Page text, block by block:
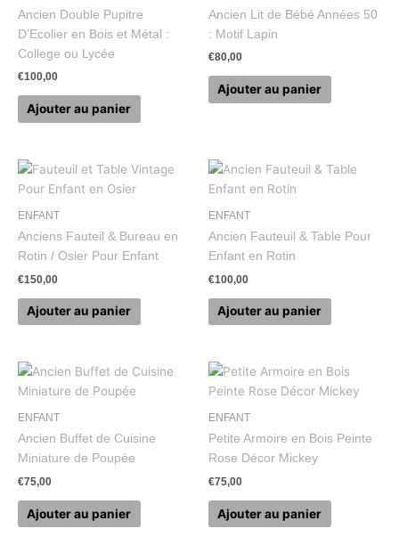
Ancien Double Pupitre
D’Ecolier en Bois et Métal :
College ou Lycée
€100,00
Ajouter au panier
Ancien Lit de Bébé Années 50
: Motif Lapin
€80,00
Ajouter au panier
ENFANT
Anciens Fauteil & Bureau en
Rotin / Osier Pour Enfant
€150,00
Ajouter au panier
ENFANT
Ancien Fauteuil & Table Pour
Enfant en Rotin
€100,00
Ajouter au panier
ENFANT
Ancien Buffet de Cuisine
Miniature de Poupée
€75,00
Ajouter au panier
ENFANT
Petite Armoire en Bois Peinte
Rose Décor Mickey
€75,00
Ajouter au panier